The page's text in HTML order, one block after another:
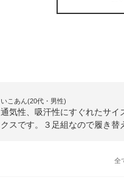
いこあん(20代・男性)
通気性、吸汗性にすぐれたサ
クスです。３足組なので履き替
全